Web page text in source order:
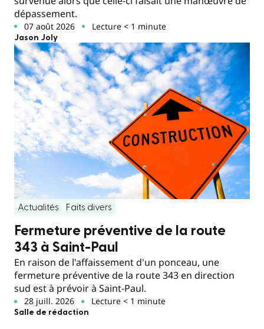
dépassement.
07 août 2026 Lecture < 1 minute
Jason Joly
Actualités Faits divers
Fermeture préventive de la route
343 à Saint-Paul
En raison de l'affaissement d'un ponceau, une
fermeture préventive de la route 343 en direction
sud est à prévoir à Saint-Paul.
28 juill. 2026 Lecture < 1 minute
Salle de rédaction